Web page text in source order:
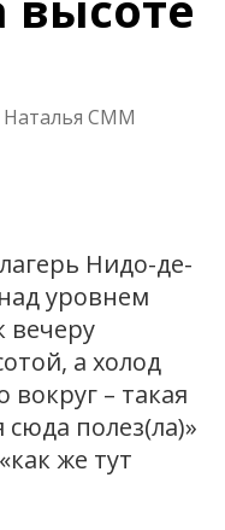
Наталья СММ
Нидо-де-
уровнем
вечеру
а холод
вокруг – такая
сюда полез(ла)»
же тут